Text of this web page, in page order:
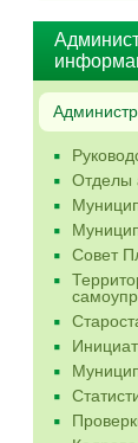
Отделы
Совет